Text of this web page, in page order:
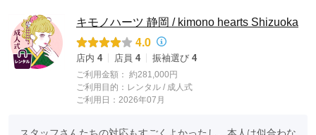
キモノハーツ 静岡 / kimono hearts Shizuoka
4.0
店内 4 店員 4 振袖選び 4
ご利用金額： 約281,000円
ご利用目的： レンタル / 成人式
ご利用日：2026年07月